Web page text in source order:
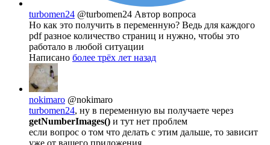
turbomen24 @turbomen24 Автор вопроса
Но как это получить в переменную? Ведь для каждого
pdf разное количество страниц и нужно, чтобы это
работало в любой ситуации
Написано более трёх лет назад
nokimaro @nokimaro
turbomen24, ну в переменную вы получаете через
getNumberImages() и тут нет проблем
если вопрос о том что делать с этим дальше, то зависит